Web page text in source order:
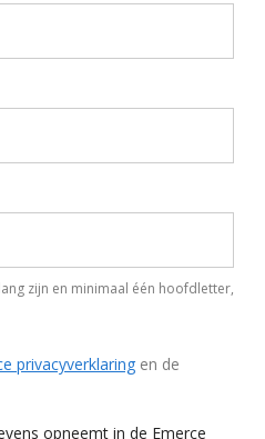
zijn en minimaal één hoofdletter,
privacyverklaring en de
opneemt in de Emerce